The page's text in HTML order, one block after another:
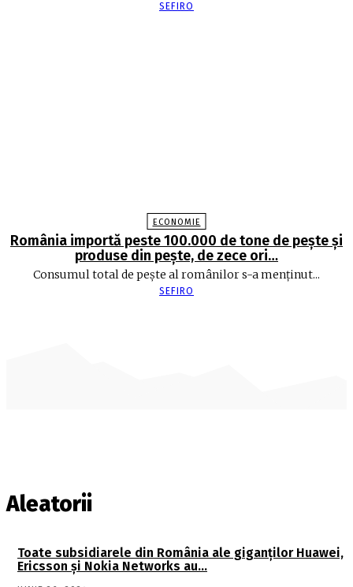
SEFIRO
ECONOMIE
România importă peste 100.000 de tone de peşte şi
produse din peşte, de zece ori…
Consumul total de peşte al ro­mâ­nilor s-a menţinut...
SEFIRO
Aleatorii
Toate subsidiarele din România ale giganţilor Huawei,
Ericsson şi Nokia Networks au…